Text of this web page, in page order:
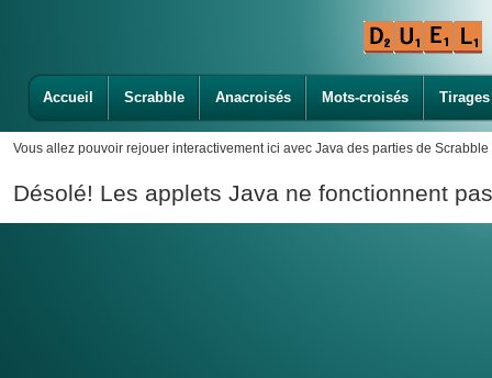
Accueil Scrabble Anacroisés Mots-croisés Tirages
Vous allez pouvoir rejouer interactivement ici avec Java des parties de
Désolé! Les applets Java ne fonctionnent